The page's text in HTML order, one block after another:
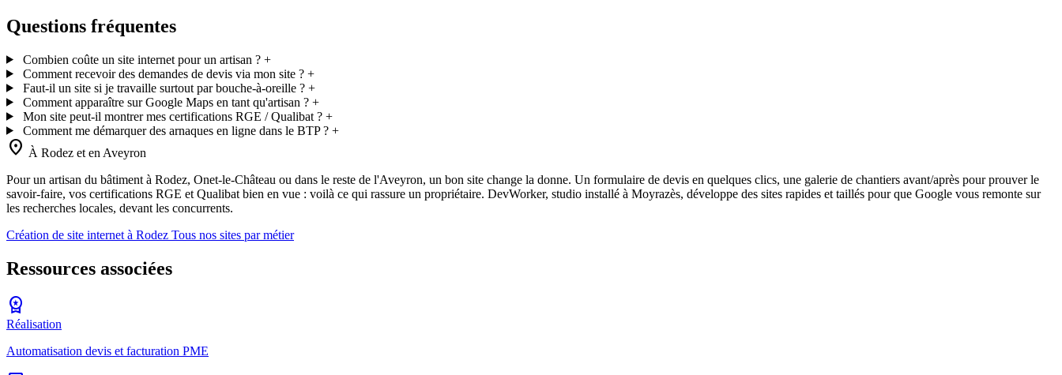
Questions fréquentes
Combien coûte un site internet pour un artisan ? +
Comment recevoir des demandes de devis via mon site ? +
Faut-il un site si je travaille surtout par bouche-à-oreille ? +
Comment apparaître sur Google Maps en tant qu'artisan ? +
Mon site peut-il montrer mes certifications RGE / Qualibat ? +
Comment me démarquer des arnaques en ligne dans le BTP ? +
location_on À Rodez et en Aveyron
Pour un artisan du bâtiment à Rodez, Onet-le-Château ou dans le reste de l'Aveyron, un bon site change la donne. Un formulaire de devis en quelques clics, une galerie de chantiers avant/après pour prouver le
savoir-faire, vos certifications RGE et Qualibat bien en vue : voilà ce qui rassure un propriétaire. DevWorker, studio installé à Moyrazès, développe des sites rapides et taillés pour que Google vous remonte sur
les recherches locales, devant les concurrents.
Création de site internet à Rodez Tous nos sites par métier
Ressources associées
workspace_premium
Réalisation
Automatisation devis et facturation PME